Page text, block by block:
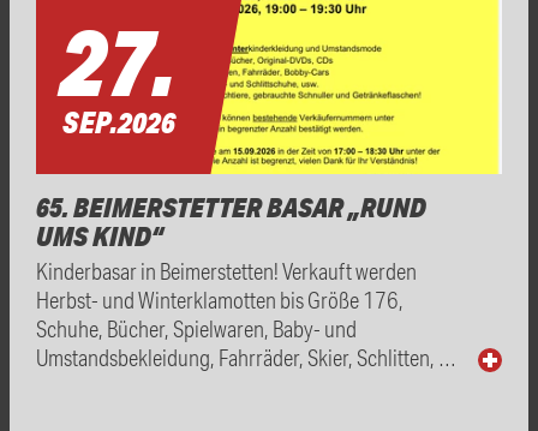
27.
SEP.2026
65. BEIMERSTETTER BASAR „RUND
UMS KIND“
Kinderbasar in Beimerstetten! Verkauft werden
Herbst- und Winterklamotten bis Größe 176,
Schuhe, Bücher, Spielwaren, Baby- und
Umstandsbekleidung, Fahrräder, Skier, Schlitten, …